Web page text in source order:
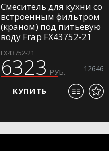
Смеситель для кухни со
встроенным фильтром
(краном) под питьевую
воду Frap FX43752-21
FX43752-21
6323 РУБ. 12646
КУПИТЬ